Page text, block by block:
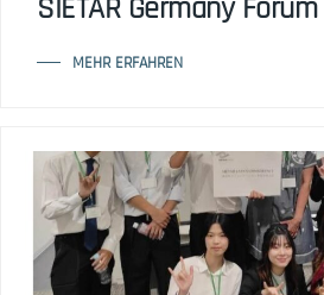
SIETAR Germany
MEHR ERFAHREN